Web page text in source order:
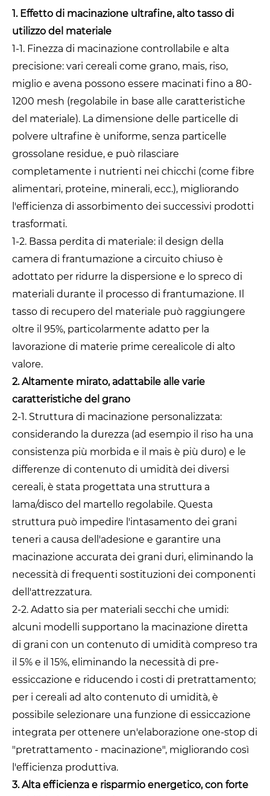
1. Effetto di macinazione ultrafine, alto tasso di
utilizzo del materiale
1-1. Finezza di macinazione controllabile e alta
precisione: vari cereali come grano, mais, riso,
miglio e avena possono essere macinati fino a 80-
1200 mesh (regolabile in base alle caratteristiche
del materiale). La dimensione delle particelle di
polvere ultrafine è uniforme, senza particelle
grossolane residue, e può rilasciare
completamente i nutrienti nei chicchi (come fibre
alimentari, proteine, minerali, ecc.), migliorando
l'efficienza di assorbimento dei successivi prodotti
trasformati.
1-2. Bassa perdita di materiale: il design della
camera di frantumazione a circuito chiuso è
adottato per ridurre la dispersione e lo spreco di
materiali durante il processo di frantumazione. Il
tasso di recupero del materiale può raggiungere
oltre il 95%, particolarmente adatto per la
lavorazione di materie prime cerealicole di alto
valore.
2. Altamente mirato, adattabile alle varie
caratteristiche del grano
2-1. Struttura di macinazione personalizzata:
considerando la durezza (ad esempio il riso ha una
consistenza più morbida e il mais è più duro) e le
differenze di contenuto di umidità dei diversi
cereali, è stata progettata una struttura a
lama/disco del martello regolabile. Questa
struttura può impedire l'intasamento dei grani
teneri a causa dell'adesione e garantire una
macinazione accurata dei grani duri, eliminando la
necessità di frequenti sostituzioni dei componenti
dell'attrezzatura.
2-2. Adatto sia per materiali secchi che umidi:
alcuni modelli supportano la macinazione diretta
di grani con un contenuto di umidità compreso tra
il 5% e il 15%, eliminando la necessità di pre-
essiccazione e riducendo i costi di pretrattamento;
per i cereali ad alto contenuto di umidità, è
possibile selezionare una funzione di essiccazione
integrata per ottenere un'elaborazione one-stop di
"pretrattamento - macinazione", migliorando così
l'efficienza produttiva.
3. Alta efficienza e risparmio energetico, con forte